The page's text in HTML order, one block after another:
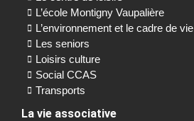
L’école Montigny Vaupalière
L’environnement et le cadre de vie
Les seniors
Loisirs culture
Social CCAS
Transports
La vie associative